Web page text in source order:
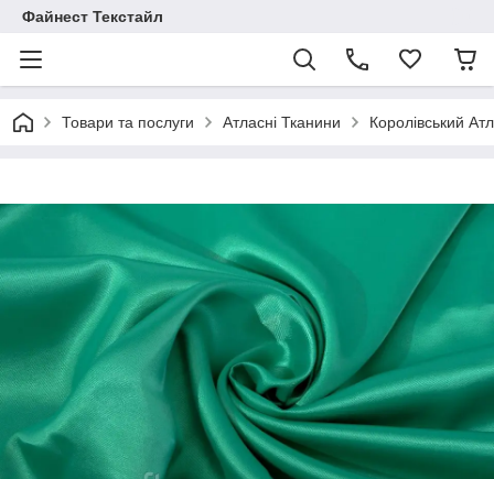
Файнест Текстайл
Товари та послуги Атласні Тканини Королівський